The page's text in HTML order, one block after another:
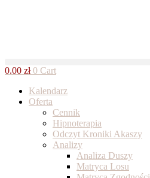
0.00 zł 0 Cart
Kalendarz
Oferta
Cennik
Hipnoterapia
Odczyt Kroniki Akaszy
Analizy
Analiza Duszy
Matryca Losu